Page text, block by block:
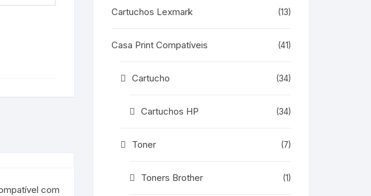
com
Cartuchos Lexmark (13)
Casa Print Compatíveis (41)
Cartucho (34)
Cartuchos HP (34)
Toner (7)
Toners Brother (1)